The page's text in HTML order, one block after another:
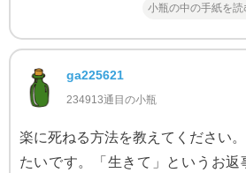
小瓶の中の手紙を読
ga225621
234913通目の小瓶
楽に死ねる方法を教えてください
たいです。「生きて」というお返